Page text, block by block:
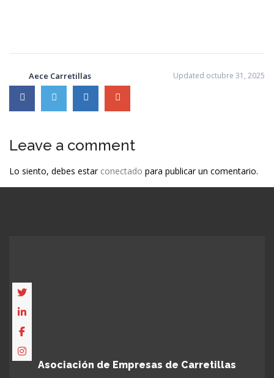
Aece Carretillas Updated octubre 31, 2025
Leave a comment
Lo siento, debes estar conectado para publicar un comentario.
Asociación de Empresas de Carretillas